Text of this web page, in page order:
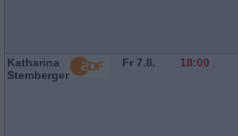
Katharina
Stemberger
Fr 7.8. 18:00